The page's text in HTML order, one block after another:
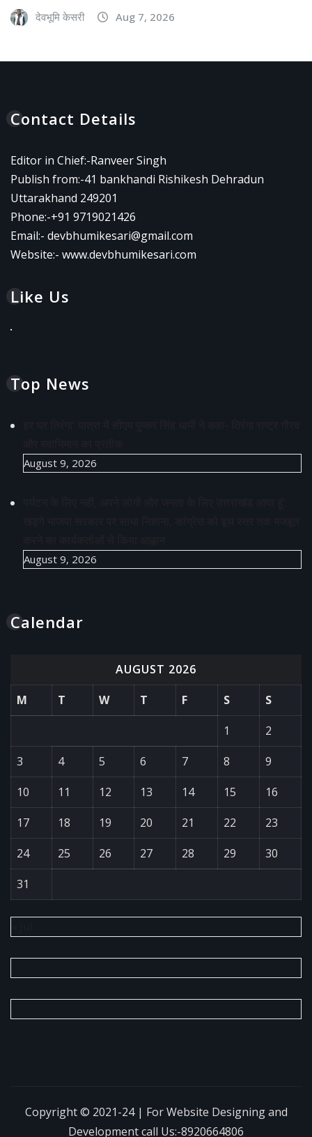
देवभूमि केसरी Aug 7, 2026
Contact Details
Editor in Chief:-Ranveer Singh
Publish from:-41 bankhandi Rishikesh Dehradun
Uttarakhand 249201
Phone:-+91 9719021426
Email:- devbhumikesari@gmail.com
Website:- www.devbhumikesari.com
Like Us
Top News
August 9, 2026
August 9, 2026
Calendar
AUGUST 2026
M
T W T F S
S
1
2
3
4 5 6 7 8
9
10
11 12 13 14 15
16
17
18 19 20 21 22
23
24
25 26 27 28 29
30
31
Copyright © 2021-24 | For Website Designing and
Development call Us:-8920664806